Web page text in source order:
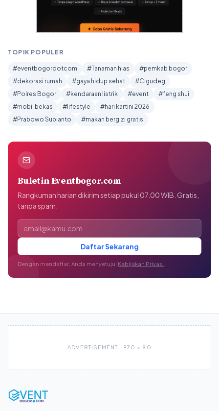
TOPIK POPULER
#eventbogordotcom #Tanaman hias
#pemkab bogor
#dekorasi rumah
#gaya hidup sehat
#Cigudeg
#Polres Bogor
#kendaraan listrik #event
#feng shui
#mobil bekas
#lifestyle
#hari kartini 2026
#Prabowo Subianto
#makan bergizi gratis
Buletin Eventbogor.com
Rangkuman harian dikirim setiap pukul 07.00 WIB. Gratis,
tanpa spam.
Alamat email
Daftar Sekarang
Dengan mendaftar, Anda menyetujui Kebijakan Privasi
ADVERTISEMENT · 970 × 90